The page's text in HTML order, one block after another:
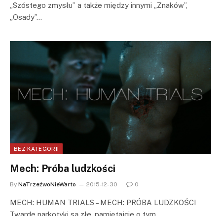
„Szóstego zmysłu” a także między innymi „Znaków”,
„Osady”…
BEZ KATEGORII
Mech: Próba ludzkości
By NaTrzeźwoNieWarto 2015-12-30 0
MECH: HUMAN TRIALS – MECH: PRÓBA LUDZKOŚCI